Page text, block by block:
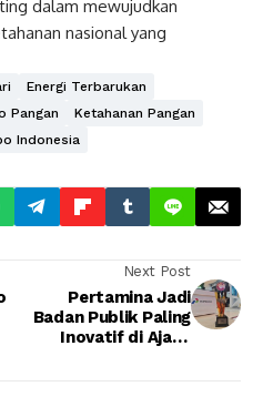
dalam mewujudkan
nasional yang
Energi Terbarukan
Pangan
Ketahanan Pangan
Indonesia
Next Post
Pertamina Jadi
Badan Publik Paling
Inovatif di Ajang